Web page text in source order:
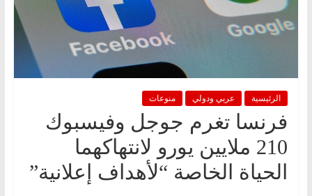
الرئيسية عربي ودولي منوعات
فرنسا تغرم جوجل وفيسبوك
210 ملايين يورو لانتهاكهما
الحياة الخاصة “لأهداف إعلانية”